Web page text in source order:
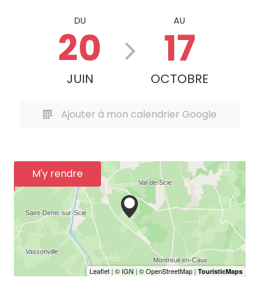
DU
20
JUIN
AU
17
OCTOBRE
Ajouter à mon calendrier Google
M'y rendre